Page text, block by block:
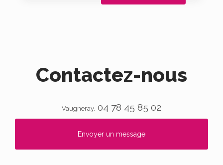
Contactez-nous
Vaugneray. 04 78 45 85 02
Envoyer un message